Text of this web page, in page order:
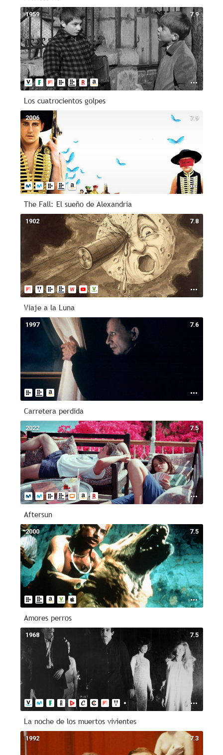
7.9
1959
Los cuatrocientos golpes
7.9
2006
The Fall: El sueño de Alexandria
7.8
1902
Viaje a la Luna
7.6
1997
Carretera perdida
7.5
2022
Aftersun
7.5
2000
Amores perros
7.5
1968
La noche de los muertos vivientes
7.3
1992